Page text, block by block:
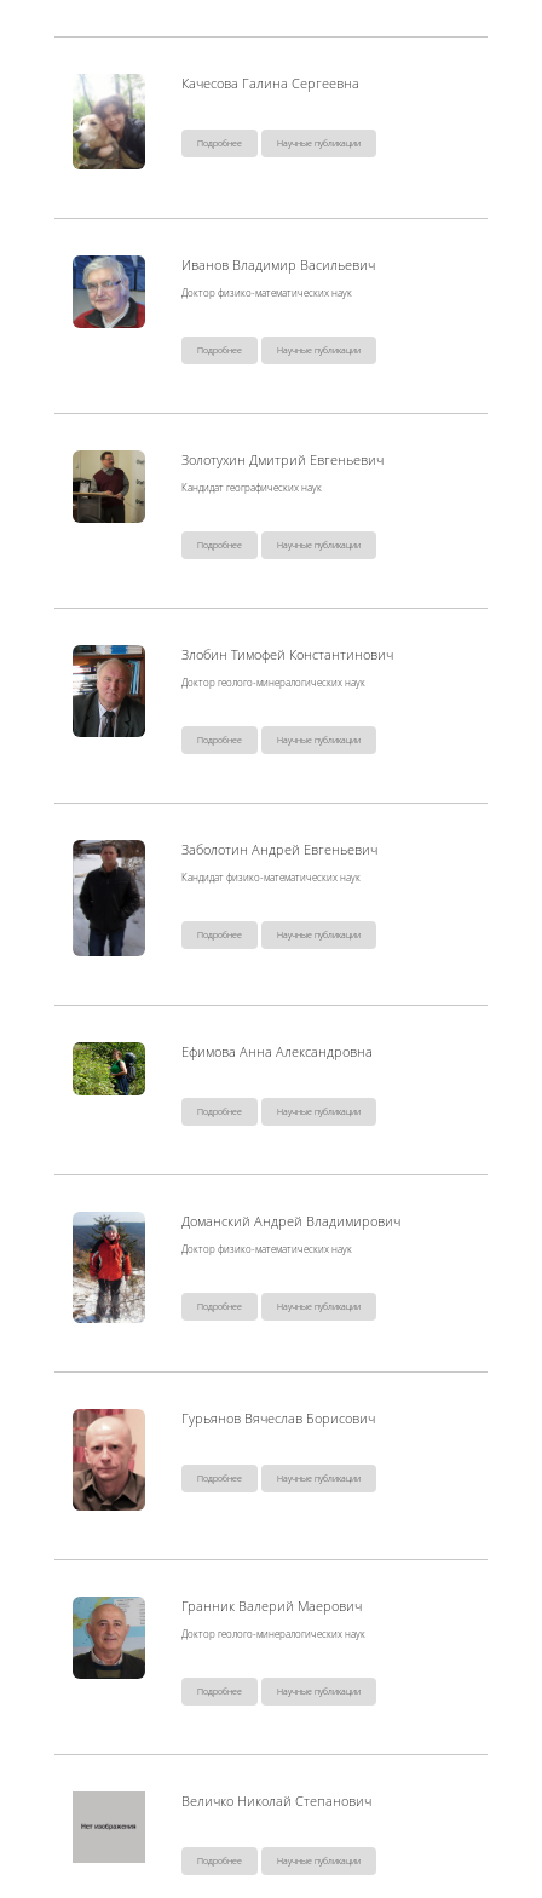
Качесова Галина Сергеевна
Подробнее Научные публикации
Иванов Владимир Васильевич
Доктор физико-математических наук
Подробнее Научные публикации
Золотухин Дмитрий Евгеньевич
Кандидат географических наук
Подробнее Научные публикации
Злобин Тимофей Константинович
Доктор геолого-минералогических наук
Подробнее Научные публикации
Заболотин Андрей Евгеньевич
Кандидат физико-математических наук
Подробнее Научные публикации
Ефимова Анна Александровна
Подробнее Научные публикации
Доманский Андрей Владимирович
Доктор физико-математических наук
Подробнее Научные публикации
Гурьянов Вячеслав Борисович
Подробнее Научные публикации
Гранник Валерий Маерович
Доктор геолого-минералогических наук
Подробнее Научные публикации
Величко Николай Степанович
Подробнее Научные публикации